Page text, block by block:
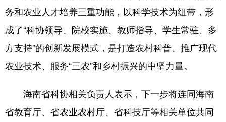
务和农业人才培养三重功能，以科学技术为纽带，形
成了“科协领导、院校实施、教师指导、学生常驻、多
方支持”的创新发展模式，是打造农村科普、推广现代
农业技术、服务“三农”和乡村振兴的中坚力量。
海南省科协相关负责人表示，下一步将连同海南
省教育厅、省农业农村厅、省科技厅等相关单位共同